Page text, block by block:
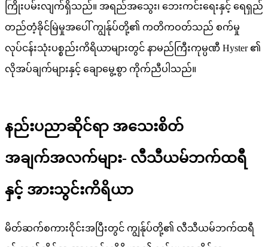
ကြိုးပမ်းလျက်ရှိသည်။ အရည်အသွေး၊ ဘေးကင်းရေးနှင့် ရေရှည်
တည်တံ့ခိုင်မြဲမှုအပေါ် ကျွန်ုပ်တို့၏ ကတိကဝတ်သည် စက်မှု
လုပ်ငန်းသုံးပစ္စည်းကိရိယာများတွင် နာမည်ကြီးကုမ္ပဏီ Hyster ၏
လိုအပ်ချက်များနှင့် ချောမွေ့စွာ ကိုက်ညီပါသည်။
နည်းပညာဆိုင်ရာ အသေးစိတ်
အချက်အလက်များ- လီသီယမ်ဘက်ထရီ
နှင့် အားသွင်းကိရိယာ
မိတ်ဆက်စကားဝိုင်းအပြီးတွင် ကျွန်ုပ်တို့၏ လီသီယမ်ဘက်ထရီ